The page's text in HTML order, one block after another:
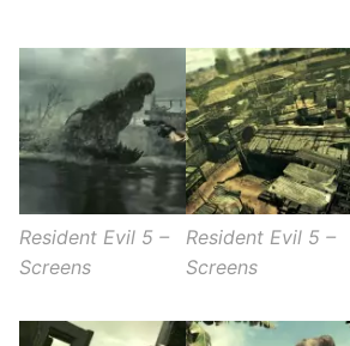
Resident Evil 5 –
Screens
Resident Evil 5 –
Screens